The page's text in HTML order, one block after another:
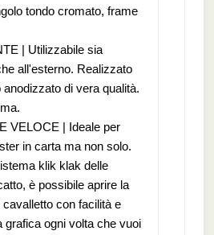
tondo cromato, frame
| Utilizzabile sia
all'esterno. Realizzato
anodizzato di vera qualità.
VELOCE | Ideale per
in carta ma non solo.
klik klak delle
è possibile aprire la
con facilità e
grafica ogni volta che vuoi